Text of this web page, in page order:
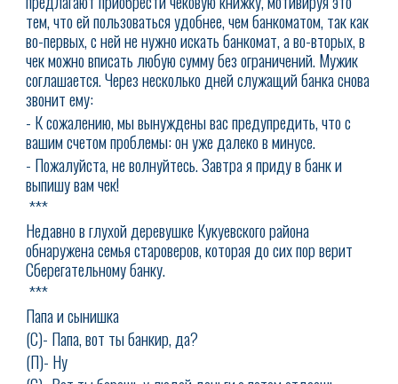
тем, что ей пользоваться удобнее, чем банкоматом, так как
во-первых, с ней не нужно искать банкомат, а во-вторых, в
чек можно вписать любую сумму без ограничений. Мужик
соглашается. Через несколько дней служащий банка снова
звонит ему:
- К сожалению, мы вынуждены вас предупредить, что с
вашим счетом проблемы: он уже далеко в минусе.
- Пожалуйста, не волнуйтесь. Завтра я приду в банк и
выпишу вам чек!
***
Недавно в глухой деревушке Кукуевского района
обнаружена семья староверов, которая до сих пор верит
Сберегательному банку.
***
Папа и сынишка
(С)- Папа, вот ты банкир, да?
(П)- Ну